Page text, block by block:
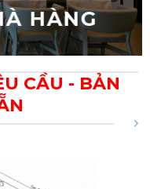
HÀNG
CẦU - BẢN